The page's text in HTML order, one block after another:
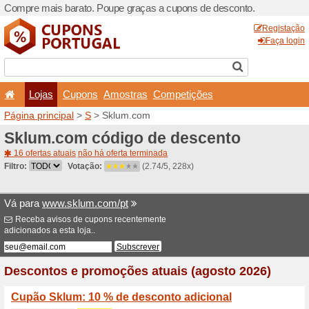
Compre mais barato.
Lojas Cupons
Página principal>S>